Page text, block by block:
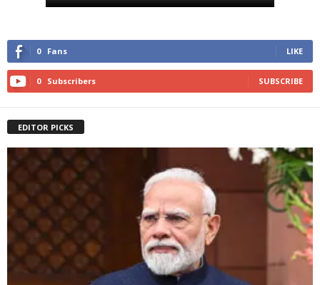
0 Fans LIKE
0 Subscribers SUBSCRIBE
EDITOR PICKS